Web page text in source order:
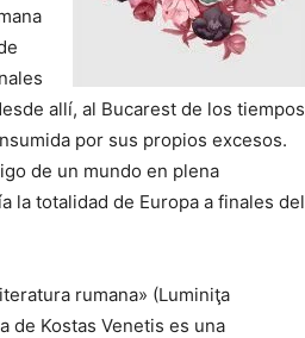
allí, al Bucarest de los tiempos
por sus propios excesos.
de un mundo en plena
la totalidad de Europa a finales del
rumana» (Luminiţa
de Kostas Venetis es una